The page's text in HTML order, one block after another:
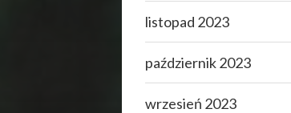
listopad 2023
październik 2023
wrzesień 2023